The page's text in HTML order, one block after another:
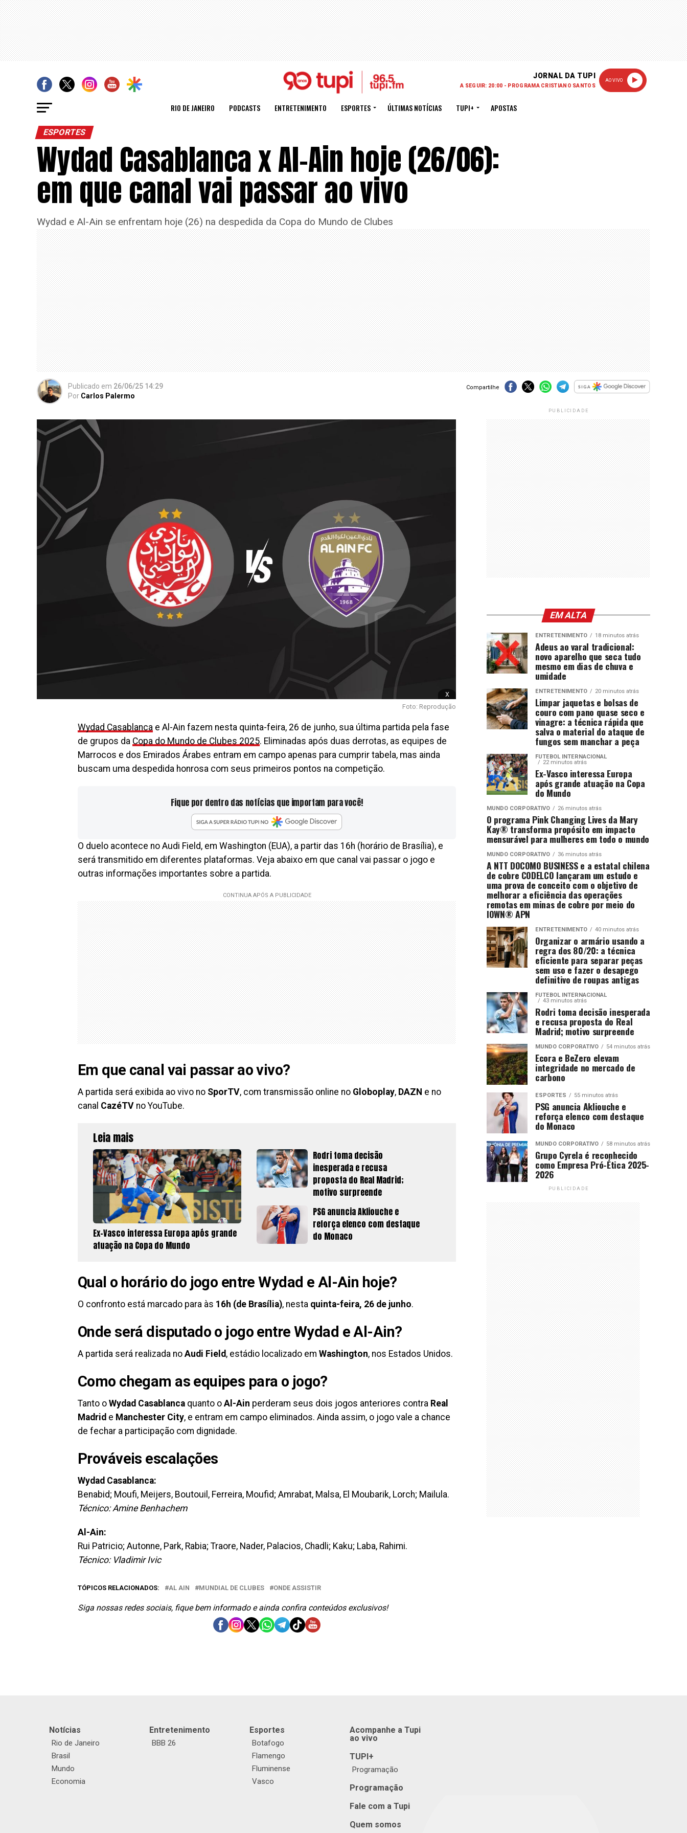
JORNAL DA TUPI
A SEGUIR: 20:00 - PROGRAMA CRISTIANO SANTOS
AO VIVO
RIO DE JANEIRO PODCASTS ENTRETENIMENTO ESPORTES ÚLTIMAS NOTÍCIAS TUPI+ APOSTAS
ESPORTES
Wydad Casablanca x Al-Ain hoje (26/06):
em que canal vai passar ao vivo
Wydad e Al-Ain se enfrentam hoje (26) na despedida da Copa do Mundo de Clubes
Publicado em 26/06/25 14:29
Por Carlos Palermo
Compartilhe
x
Foto: Reprodução
Wydad Casablanca e Al-Ain fazem nesta quinta-feira, 26 de junho, sua última partida pela fase
de grupos da Copa do Mundo de Clubes 2025. Eliminadas após duas derrotas, as equipes de
Marrocos e dos Emirados Árabes entram em campo apenas para cumprir tabela, mas ainda
buscam uma despedida honrosa com seus primeiros pontos na competição.
Fique por dentro das notícias que importam para você!
O duelo acontece no Audi Field, em Washington (EUA), a partir das 16h (horário de Brasília), e
será transmitido em diferentes plataformas. Veja abaixo em que canal vai passar o jogo e
outras informações importantes sobre a partida.
Em que canal vai passar ao vivo?
A partida será exibida ao vivo no SporTV, com transmissão online no Globoplay, DAZN e no
canal CazéTV no YouTube.
Leia mais
Ex-Vasco interessa Europa após grande
atuação na Copa do Mundo
Rodri toma decisão
inesperada e recusa
proposta do Real Madrid;
motivo surpreende
PSG anuncia Akliouche e
reforça elenco com destaque
do Monaco
Qual o horário do jogo entre Wydad e Al-Ain hoje?
O confronto está marcado para às 16h (de Brasília), nesta quinta-feira, 26 de junho.
Onde será disputado o jogo entre Wydad e Al-Ain?
A partida será realizada no Audi Field , estádio localizado em Washington, nos Estados Unidos.
Como chegam as equipes para o jogo?
Tanto o Wydad Casablanca quanto o Al-Ain perderam seus dois jogos anteriores contra Real
Madrid e Manchester City, e entram em campo eliminados. Ainda assim, o jogo vale a chance
de fechar a participação com dignidade.
Prováveis escalações
Wydad Casablanca:
Benabid; Moufi, Meijers, Boutouil, Ferreira, Moufid; Amrabat, Malsa, El Moubarik, Lorch; Mailula.
Técnico: Amine Benhachem
Al-Ain:
Rui Patricio; Autonne, Park, Rabia; Traore, Nader, Palacios, Chadli; Kaku; Laba, Rahimi.
Técnico: Vladimir Ivic
TÓPICOS RELACIONADOS: AL AIN MUNDIAL DE CLUBES ONDE ASSISTIR
Siga nossas redes sociais, fique bem informado e ainda confira conteúdos exclusivos!
PUBLICIDADE
EM ALTA
ENTRETENIMENTO 18 minutos atrás
Adeus ao varal tradicional:
novo aparelho que seca tudo
mesmo em dias de chuva e
umidade
ENTRETENIMENTO 20 minutos atrás
Limpar jaquetas e bolsas de
couro com pano quase seco e
vinagre: a técnica rápida que
salva o material do ataque de
fungos sem manchar a peça
FUTEBOL INTERNACIONAL
22 minutos atrás
Ex-Vasco interessa Europa
após grande atuação na Copa
do Mundo
MUNDO CORPORATIVO 26 minutos atrás
O programa Pink Changing Lives da Mary
Kay® transforma propósito em impacto
mensurável para mulheres em todo o mundo
MUNDO CORPORATIVO 36 minutos atrás
A NTT DOCOMO BUSINESS e a estatal chilena
de cobre CODELCO lançaram um estudo e
uma prova de conceito com o objetivo de
melhorar a eficiência das operações
remotas em minas de cobre por meio do
IOWN® APN
ENTRETENIMENTO 40 minutos atrás
Organizar o armário usando a
regra dos 80/20: a técnica
eficiente para separar peças
sem uso e fazer o desapego
definitivo de roupas antigas
FUTEBOL INTERNACIONAL
43 minutos atrás
Rodri toma decisão inesperada
e recusa proposta do Real
Madrid; motivo surpreende
MUNDO CORPORATIVO 54 minutos atrás
Ecora e BeZero elevam
integridade no mercado de
carbono
ESPORTES 55 minutos atrás
PSG anuncia Akliouche e
reforça elenco com destaque
do Monaco
MUNDO CORPORATIVO 58 minutos atrás
Grupo Cyrela é reconhecido
como Empresa Pró-Ética 2025-
2026
PUBLICIDADE
Notícias
Rio de Janeiro
Brasil
Mundo
Economia
Entretenimento
BBB 26
Esportes
Botafogo
Flamengo
Fluminense
Vasco
Acompanhe a Tupi
ao vivo
TUPI+
Programação
Programação
Fale com a Tupi
Quem somos